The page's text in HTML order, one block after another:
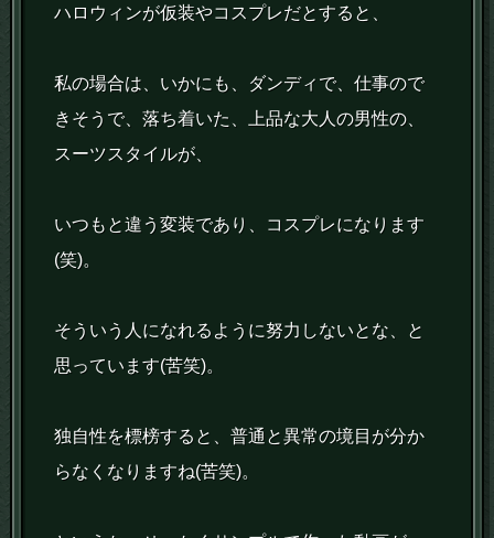
ハロウィンが仮装やコスプレだとすると、
私の場合は、いかにも、ダンディで、仕事ので
きそうで、落ち着いた、上品な大人の男性の、
スーツスタイルが、
いつもと違う変装であり、コスプレになります
(笑)。
そういう人になれるように努力しないとな、と
思っています(苦笑)。
独自性を標榜すると、普通と異常の境目が分か
らなくなりますね(苦笑)。